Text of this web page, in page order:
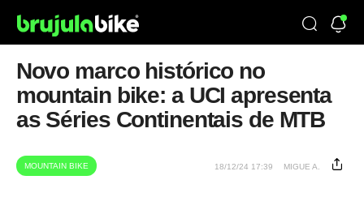
Novo marco histórico no
mountain bike: a UCI apresenta
as Séries Continentais de MTB
MOUNTAIN BIKE 18/12/24 17:39 MIGUE A.